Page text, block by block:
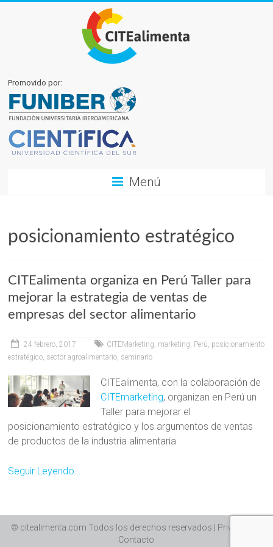
Promovido por:
Menú
posicionamiento estratégico
CITEalimenta organiza en Perú Taller para
mejorar la estrategia de ventas de
empresas del sector alimentario
24 febrero, 2017 CITEMarketing, marketing, Perú, posicionamiento
estratégico, sector agroalimentario, seminario
CITEalimenta, con la colaboración de
CITEmarketing, organizan en Perú un
Taller para mejorar el
posicionamiento estratégico y los argumentos de ventas
de productos de la industria alimentaria
Seguir Leyendo…
© citealimenta.com Todos los derechos reservados | Privacidad |
Contacto